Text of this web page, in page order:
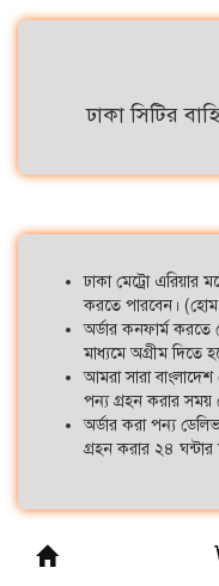
ঢাকা সিটির
ঢাকা মেট্রো এরিয়ার
করতে পারবেন। (হোম
অর্ডার কনফার্ম
মাধ্যমে অগ্রীম দিতে
আমরা সারা
পন্য গ্রহন করার সময়
অর্ডার করা পন্য
গ্রহন করার ২৪